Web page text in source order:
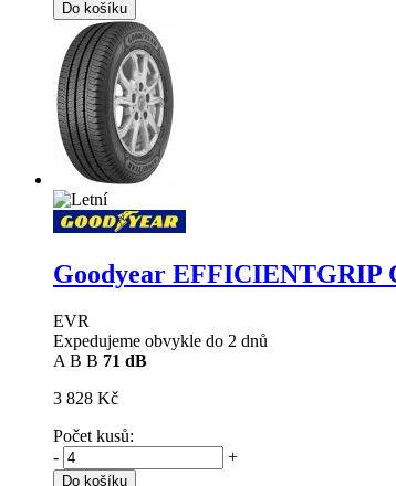
Do košíku
Goodyear EFFICIENTGRIP
EVR
Expedujeme obvykle do 2 dnů
A B B 71 dB
3 828 Kč
Počet kusů:
-
+
Do košíku